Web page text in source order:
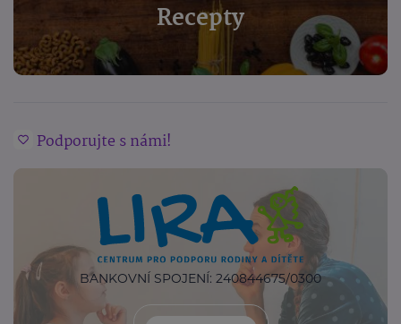
Recepty
Podporujte s námi!
BANKOVNÍ SPOJENÍ: 240844675/0300